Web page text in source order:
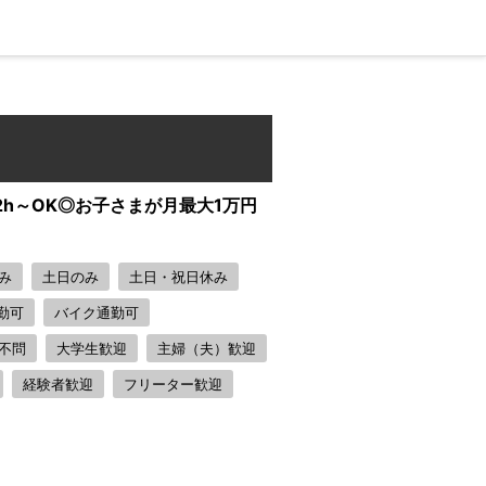
～OK◎お子さまが月最大1万円
土日のみ 土日・祝日休み
可 バイク通勤可
問 大学生歓迎 主婦（夫）歓迎
経験者歓迎 フリーター歓迎